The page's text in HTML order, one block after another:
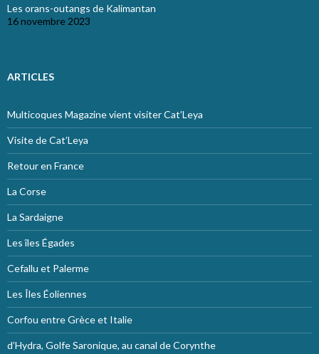
Les orans-outangs de Kalimantan
16 novembre 2023
ARTICLES
Multicoques Magazine vient visiter Cat’Leya
Visite de Cat’Leya
Retour en France
La Corse
La Sardaigne
Les îles Égades
Cefallu et Palerme
Les Îles Éoliennes
Corfou entre Grèce et Italie
d’Hydra, Golfe Saronique, au canal de Corynthe